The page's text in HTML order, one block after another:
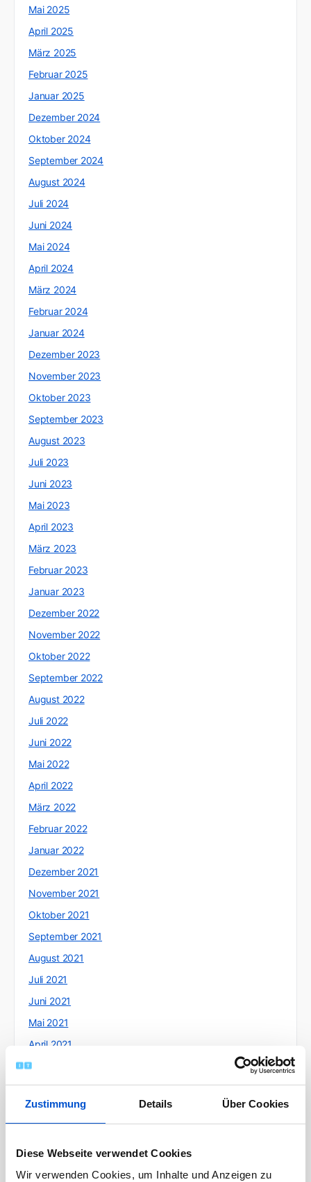
Zustimmung Details Über Cookies
Diese Webseite verwendet Cookies
Wir verwenden Cookies, um Inhalte und Anzeigen zu
Mai 2025
April 2025
März 2025
Februar 2025
Januar 2025
Dezember 2024
Oktober 2024
September 2024
August 2024
Juli 2024
Juni 2024
Mai 2024
April 2024
März 2024
Februar 2024
Januar 2024
Dezember 2023
November 2023
Oktober 2023
September 2023
August 2023
Juli 2023
Juni 2023
Mai 2023
April 2023
März 2023
Februar 2023
Januar 2023
Dezember 2022
November 2022
Oktober 2022
September 2022
August 2022
Juli 2022
Juni 2022
Mai 2022
April 2022
März 2022
Februar 2022
Januar 2022
Dezember 2021
November 2021
Oktober 2021
September 2021
August 2021
Juli 2021
Juni 2021
Mai 2021
April 2021
März 2021
Februar 2021
Januar 2021
November 2020
Oktober 2020